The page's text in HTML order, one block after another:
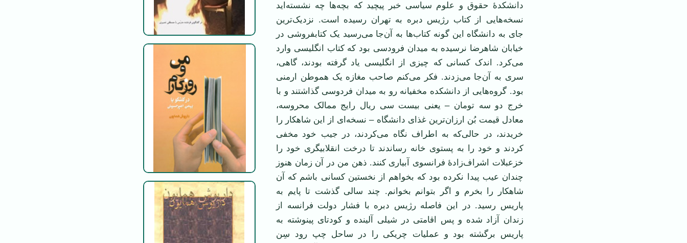
دانشکدۀ حقوق و علوم سیاسی خبر پیچید که بچه‌ها چه نشسته‌اید
نسخه‌هایی از کتاب رژیس دبره به تهران رسیده است. نزدیک‌ترین
جای به دانشگاه این گونه کتاب‌ها به آن‌جا می‌رسید یک کتابفروشی در
خیابان شاهرضا نرسیده به میدان فرودسی بود که کتاب انگلیسی وارد
می‌کرد. اندک کسانی که چیزی از انگلیسی یاد گرفته بودند، گاهی،
سری به آن‌جا می‌زدند. فکر می‌کنم صاحب مغازه یک هموطن ارمنی
بود. گروه‌هایی از دانشکده مخفیانه رو به میدان فردوسی گذاشتند و با
خرج دو سه تومان – یعنی بیست سی ریال رایج ممالک محروسه،
معادل قیمت بُن ارزان‌ترین غذای دانشگاه – نسخه‌ای از این شاهکار را
خریدند، در حالی‌که به اطراف نگاه می‌کردند، در جیب خود مخفی
کردند و خود را به پستوی خانه رساندند تا درخت انقلابیگری خود را
خزعبلات اشراف‌زادۀ فرانسوی آبیاری کنند. ذهن من در آن زمان هنوز
چندان عیب پیدا نکرده بود که بخواهم از نخستین کسانی باشم که آن
شاهکار را بخرم و اگر بتوانم بخوانم. چند سالی گذشت تا پایم به
پاریس رسید. در این فاصله رژیس دبره با فشار دولت فرانسه از
زندان آزاد شده و پس اقامتی در شیلی آلینده و کودتای پینوشته به
پاریس برگشته بود و عملیات چریکی را در ساحل چپ رود سِن